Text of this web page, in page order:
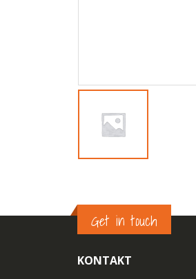
Get in touch
KONTAKT